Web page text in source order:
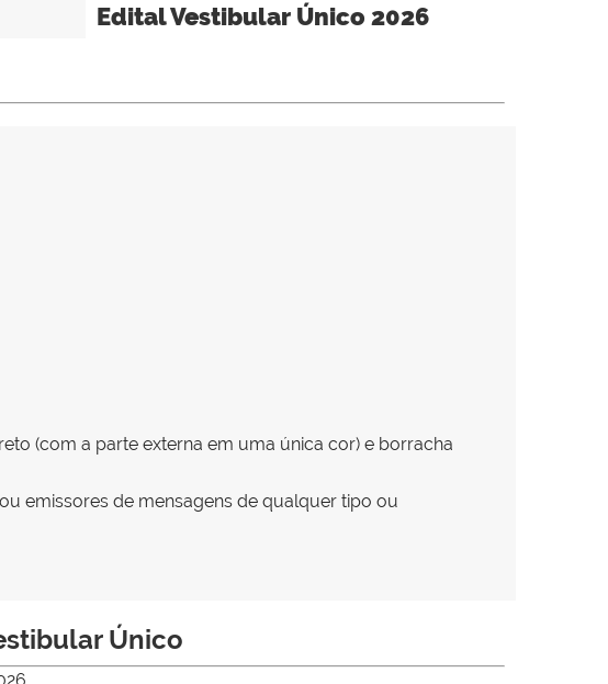
Edital Vestibular Único 2026
(com a parte externa em uma única cor) e borracha
emissores de mensagens de qualquer tipo ou
Único